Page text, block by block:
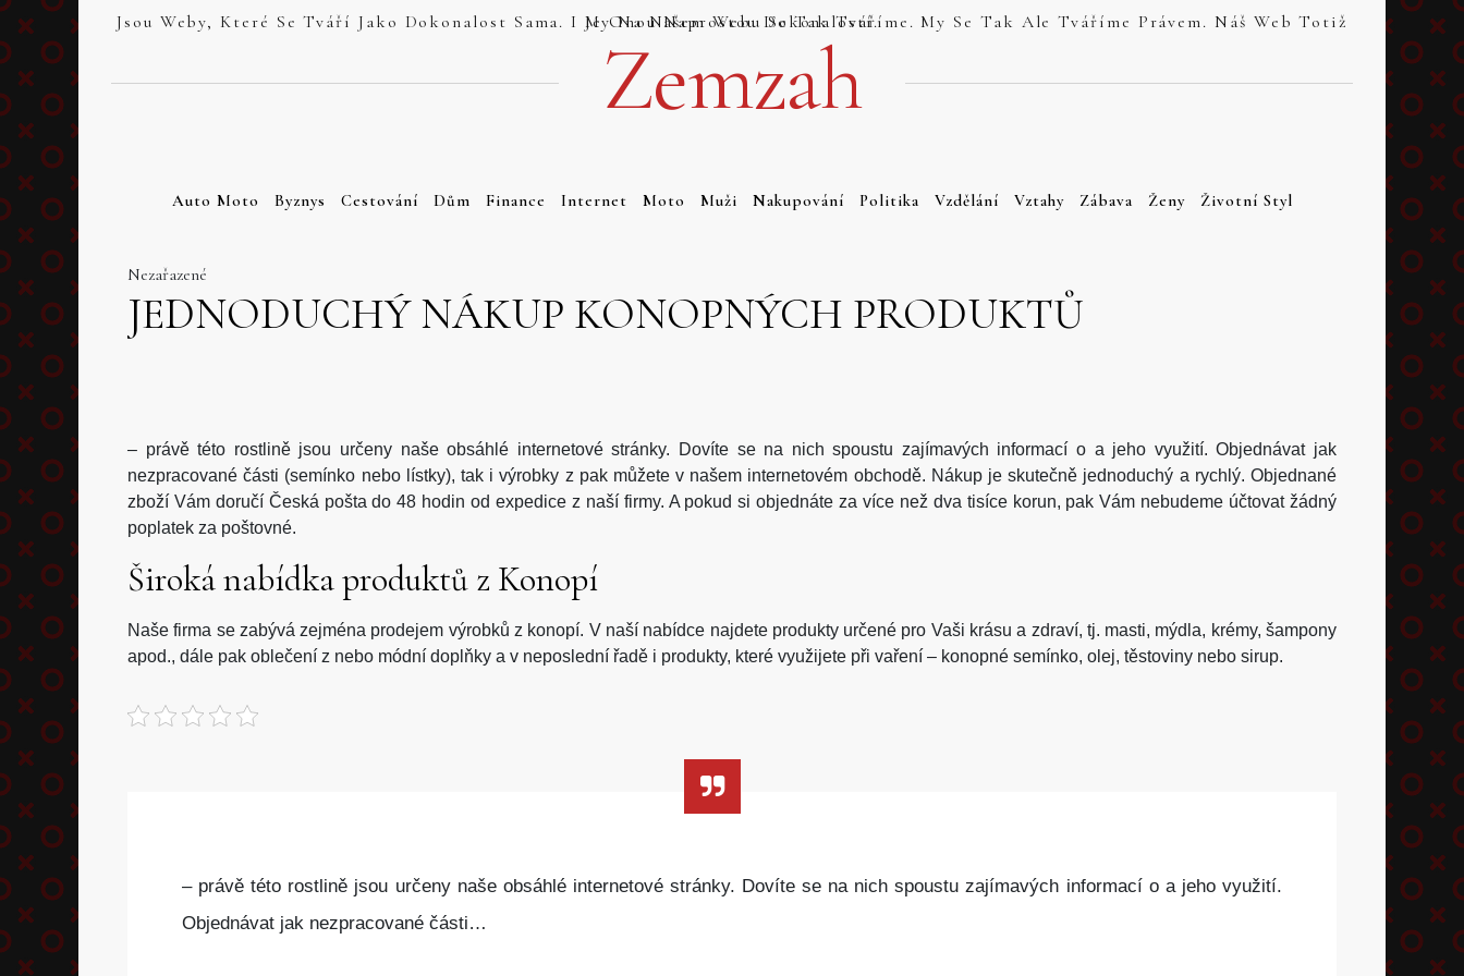
Jsou Weby, Které Se Tváří Jako Dokonalost Sama. I My Na Našem Webu Se Tak Tváříme. My Se Tak Ale Tváříme Právem. Náš Web Totiž Je Onou Naprostou Dokonalostí.
Zemzah
Auto Moto Byznys Cestování Dům Finance Internet Moto Muži Nakupování Politika Vzdělání Vztahy Zábava Ženy Životní Styl
Nezařazené
JEDNODUCHÝ NÁKUP KONOPNÝCH PRODUKTŮ
– právě této rostlině jsou určeny naše obsáhlé internetové stránky. Dovíte se na nich spoustu zajímavých informací o a jeho využití. Objednávat jak
nezpracované části (semínko nebo lístky), tak i výrobky z pak můžete v našem internetovém obchodě. Nákup je skutečně jednoduchý a rychlý. Objednané
zboží Vám doručí Česká pošta do 48 hodin od expedice z naší firmy. A pokud si objednáte za více než dva tisíce korun, pak Vám nebudeme účtovat žádný
poplatek za poštovné.
Široká nabídka produktů z Konopí
Naše firma se zabývá zejména prodejem výrobků z konopí. V naší nabídce najdete produkty určené pro Vaši krásu a zdraví, tj. masti, mýdla, krémy, šampony
apod., dále pak oblečení z nebo módní doplňky a v neposlední řadě i produkty, které využijete při vaření – konopné semínko, olej, těstoviny nebo sirup.
– právě této rostlině jsou určeny naše obsáhlé internetové stránky. Dovíte se na nich spoustu zajímavých informací o a jeho využití.
Objednávat jak nezpracované části…